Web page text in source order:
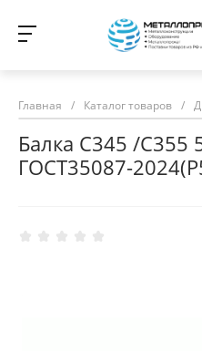
Главная / Каталог товаров /
Балка С345 /
ГОСТ35087-